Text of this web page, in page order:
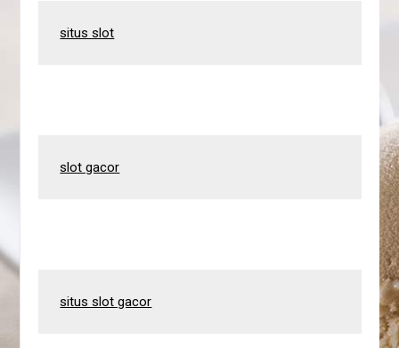
situs slot
slot gacor
situs slot gacor